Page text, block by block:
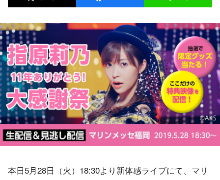
本日5月28日（火）18:30より新体感ライブにて、マリ